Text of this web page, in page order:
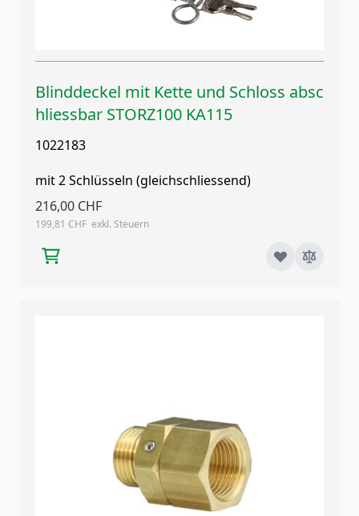
Blinddeckel mit Kette und Schloss absc
hliessbar STORZ100 KA115
1022183
mit 2 Schlüsseln (gleichschliessend)
216,00 CHF
199,81 CHF